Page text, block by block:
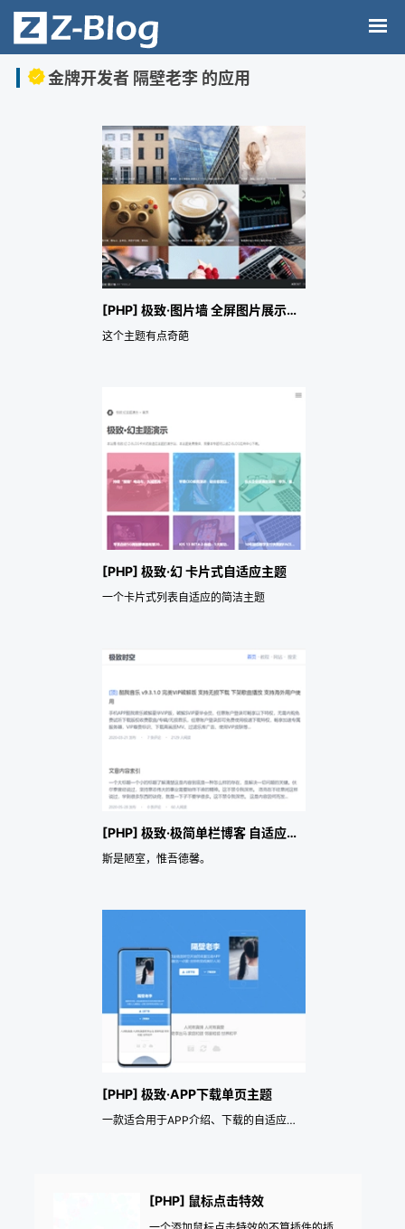
金牌开发者 隔壁老李 的应用
[PHP] 极致·图片墙 全屏图片展示主题
这个主题有点奇葩
[PHP] 极致·幻 卡片式自适应主题
一个卡片式列表自适应的简洁主题
[PHP] 极致·极简单栏博客 自适应主题
斯是陋室，惟吾德馨。
[PHP] 极致·APP下载单页主题
一款适合用于APP介绍、下载的自适应主题
[PHP] 鼠标点击特效